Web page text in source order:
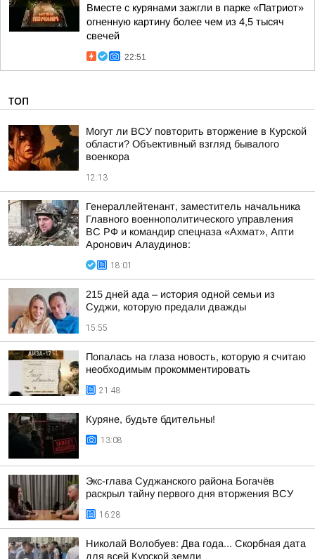
Вместе с курянами зажгли в парке «Патриот»
огненную картину более чем из 4,5 тысяч
свечей
22:51
ТОП
Могут ли ВСУ повторить вторжение в Курской
области? Объективный взгляд бывалого
военкора
12:13
Генераллейтенант, заместитель начальника
Главного военнополитического управления
ВС РФ и командир спецназа «Ахмат», Апти
Аронович Алаудинов:
18:01
215 дней ада – история одной семьи из
Суджи, которую предали дважды
15:55
Попалась на глаза новость, которую я считаю
необходимым прокомментировать
21:48
Куряне, будьте бдительны!
13:08
Экс-глава Суджанского района Богачёв
раскрыл тайну первого дня вторжения ВСУ
16:28
Николай Волобуев: Два года... Скорбная дата
для всей Курской земли